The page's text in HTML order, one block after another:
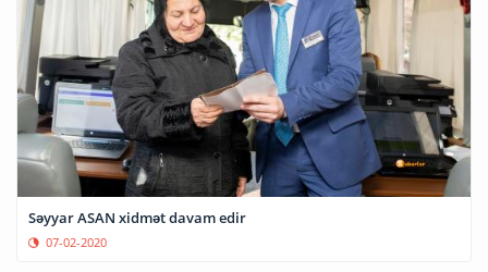
Səyyar ASAN xidmət davam edir
07-02-2020